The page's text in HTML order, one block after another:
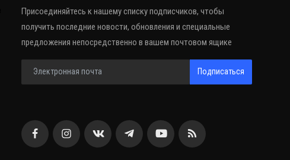
Присоединяйтесь к нашему списку подписчиков, чтобы
получить последние новости, обновления и специальные
предложения непосредственно в вашем почтовом ящике
Подписаться